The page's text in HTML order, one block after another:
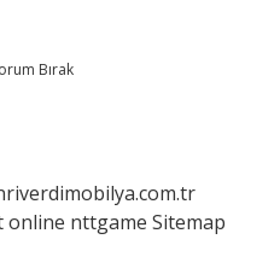
Bırak
online nttgame Sitemap